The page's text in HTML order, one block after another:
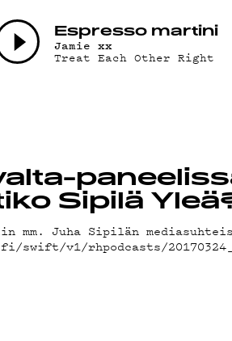
Espresso martini
Jamie xx
Treat Each Other Right
Sipilä
mm. Juha Sipilän
v1/rhpodcasts/